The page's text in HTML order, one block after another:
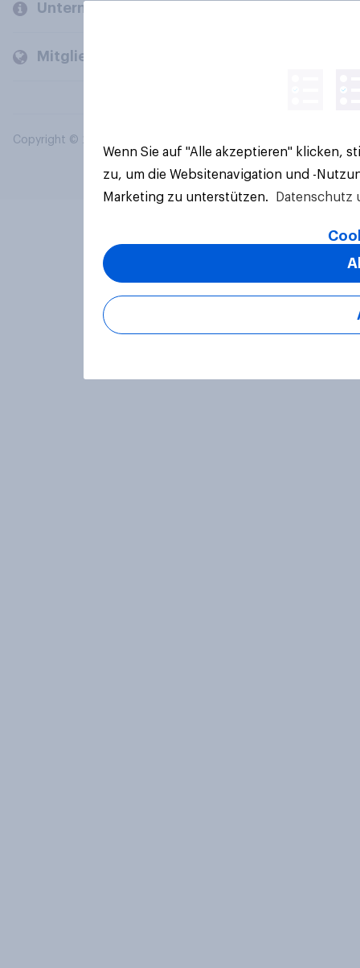
Unternehmen
Mitglieder und Kunden
Copyright © 2026 YouGov PLC. Alle Rechte vorbehalten.
Wenn Sie auf "Alle akzeptieren" klicken,
zu, um die Websitenavigation und -
Marketing zu unterstützen.
Datenschutz